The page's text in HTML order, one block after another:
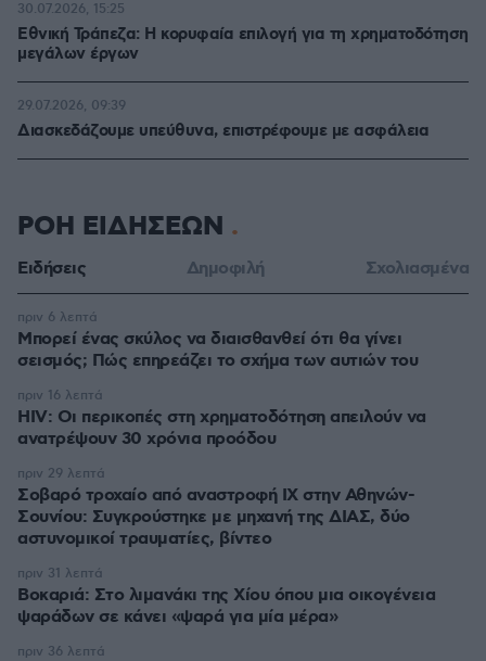
Εθνική Τράπεζα: Η κορυφαία επιλογή για τη χρηματοδότηση
μεγάλων έργων
30.07.2026, 15:25
Διασκεδάζουμε υπεύθυνα, επιστρέφουμε με ασφάλεια
29.07.2026, 09:39
ΡΟΗ ΕΙΔΗΣΕΩΝ
Ειδήσεις Δημοφιλή Σχολιασμένα
Μπορεί ένας σκύλος να διαισθανθεί ότι θα γίνει
σεισμός; Πώς επηρεάζει το σχήμα των αυτιών του
πριν 6 λεπτά
HIV: Οι περικοπές στη χρηματοδότηση απειλούν να
ανατρέψουν 30 χρόνια προόδου
πριν 16 λεπτά
Σοβαρό τροχαίο από αναστροφή ΙΧ στην Αθηνών-
Σουνίου: Συγκρούστηκε με μηχανή της ΔΙΑΣ, δύο
αστυνομικοί τραυματίες, βίντεο
πριν 29 λεπτά
Βοκαριά: Στο λιμανάκι της Χίου όπου μια οικογένεια
ψαράδων σε κάνει «ψαρά για μία μέρα»
πριν 31 λεπτά
πριν 36 λεπτά